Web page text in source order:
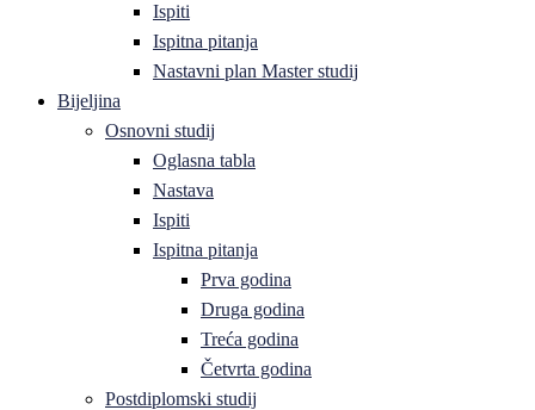
Ispiti
Ispitna pitanja
Nastavni plan Master studij
Bijeljina
Osnovni studij
Oglasna tabla
Nastava
Ispiti
Ispitna pitanja
Prva godina
Druga godina
Treća godina
Četvrta godina
Postdiplomski studij